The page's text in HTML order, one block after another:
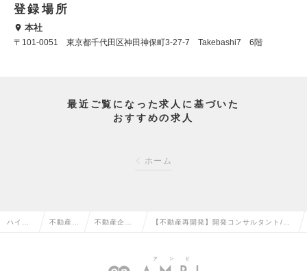
登録場所
本社
〒101-0051 東京都千代田区神田神保町3-27-7 Takebashi7 6階
最近ご覧になった求人に基づいた
おすすめの求人
ホーム
ハイク 不動産系 不動産企
開発の転職
【不動産再開発】開発コンサルタント/未
社名非公開の求人情報